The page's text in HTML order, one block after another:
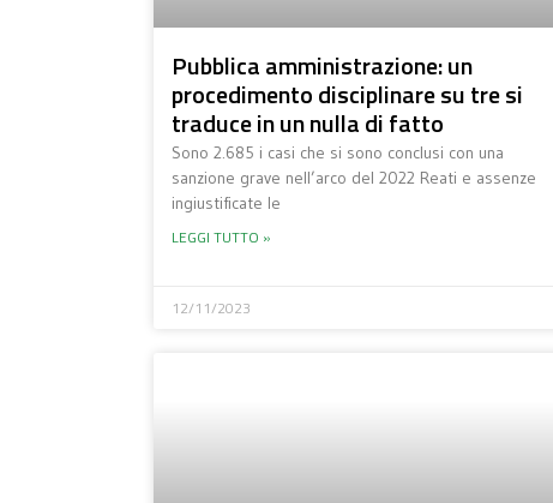
Pubblica amministrazione: un
procedimento disciplinare su tre si
traduce in un nulla di fatto
Sono 2.685 i casi che si sono conclusi con una
sanzione grave nell’arco del 2022 Reati e assenze
ingiustificate le
LEGGI TUTTO »
12/11/2023